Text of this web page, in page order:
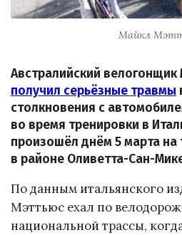
Майкл
Австралийский
получил серьёзные травмы
столкновения с
во время тренировки в
произошёл днём 5 марта на
в районе Оливетта-Сан-
По данным итальянского
Мэттьюс ехал по
национальной трассы,